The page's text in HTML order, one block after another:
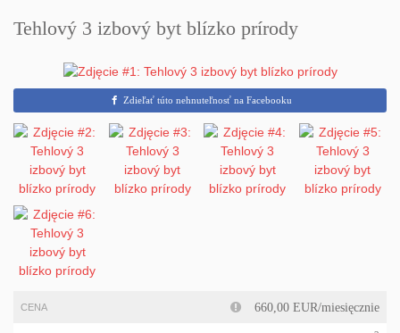
Tehlový 3 izbový byt blízko prírody
Zdieľať túto nehnuteľnosť na Facebooku
CENA 660,00 EUR/miesięcznie